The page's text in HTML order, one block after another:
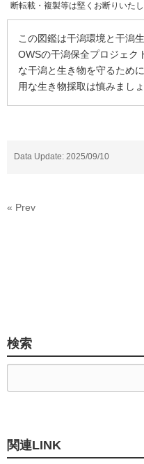
断転載・複製等は堅くお断りいたし
この図鑑は干潟環境と干潟
OWSの干潟保全プロジェク
な干潟と生き物を守るため
用な生き物採取は慎みましょ
Data Update: 2025/09/10
« Prev
検索
関連LINK